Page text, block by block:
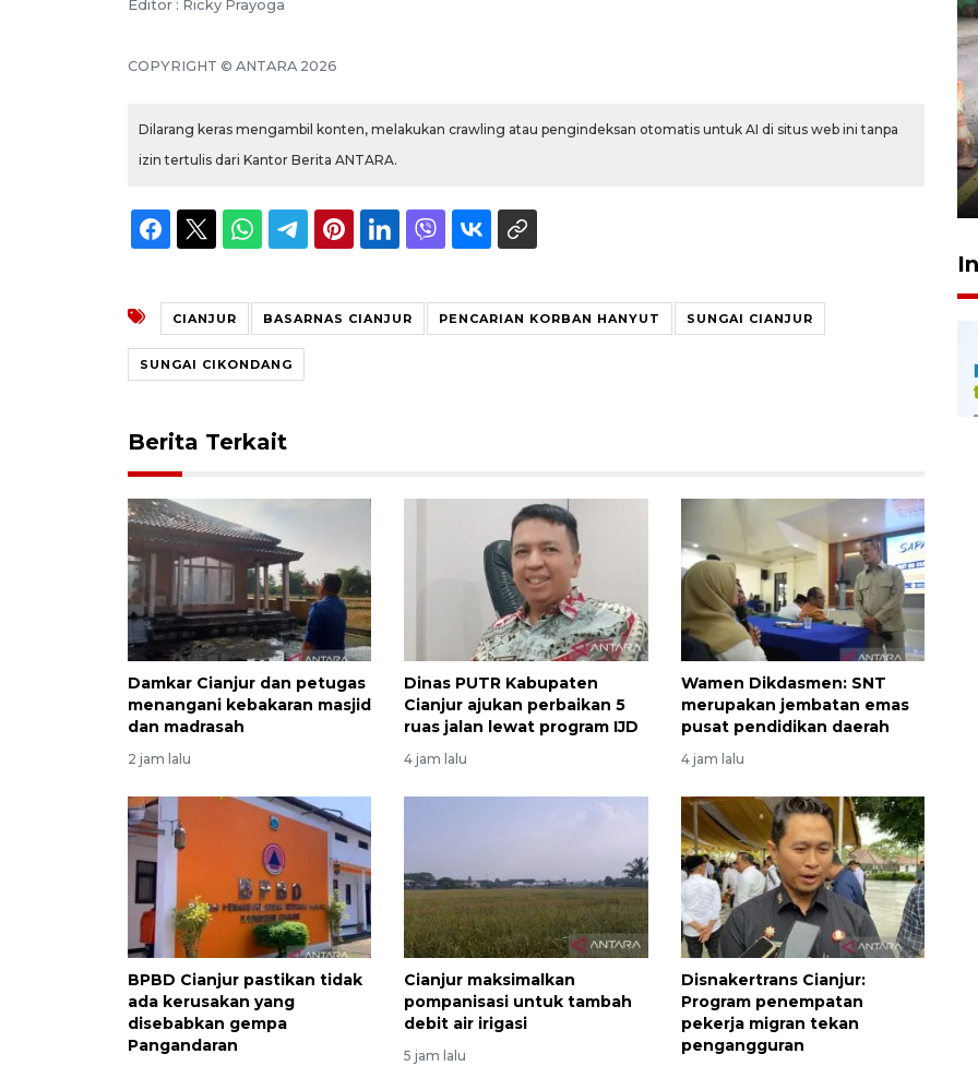
Editor : Ricky Prayoga
COPYRIGHT © ANTARA 2026
Dilarang keras mengambil konten, melakukan crawling atau pengindeksan otomatis untuk AI di situs web ini tanpa
izin tertulis dari Kantor Berita ANTARA.
CIANJUR BASARNAS CIANJUR PENCARIAN KORBAN HANYUT SUNGAI CIANJUR
SUNGAI CIKONDANG
Berita Terkait
Damkar Cianjur dan petugas
menangani kebakaran masjid
dan madrasah
2 jam lalu
Dinas PUTR Kabupaten
Cianjur ajukan perbaikan 5
ruas jalan lewat program IJD
4 jam lalu
Wamen Dikdasmen: SNT
merupakan jembatan emas
pusat pendidikan daerah
4 jam lalu
BPBD Cianjur pastikan tidak
ada kerusakan yang
disebabkan gempa
Pangandaran
Cianjur maksimalkan
pompanisasi untuk tambah
debit air irigasi
5 jam lalu
Disnakertrans Cianjur:
Program penempatan
pekerja migran tekan
pengangguran
tetap kewenangan aparat
Memberantas kejahatan
jalanan Jakarta
2026-08-05 18:00:00